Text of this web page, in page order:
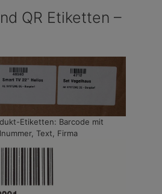
QR Etiketten –
Etiketten: Barcode mit
Text, Firma